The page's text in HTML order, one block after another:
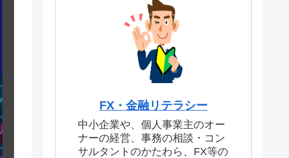
FX・金融リテラシー
中小企業や、個人事業主のオー
ナーの経営、事務の相談・コン
サルタントのかたわら、FX等の